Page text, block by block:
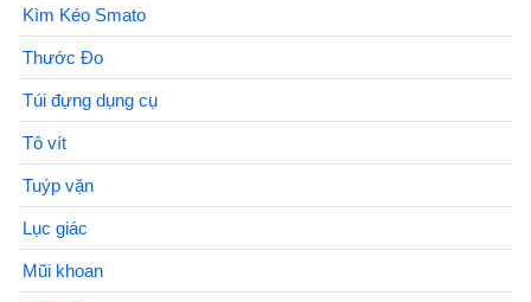
Kìm Kéo Smato
Thước Đo
Túi đựng dụng cụ
Tô vít
Tuýp vặn
Lục giác
Mũi khoan